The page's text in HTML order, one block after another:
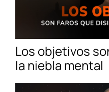
Los objetivos
la niebla mental